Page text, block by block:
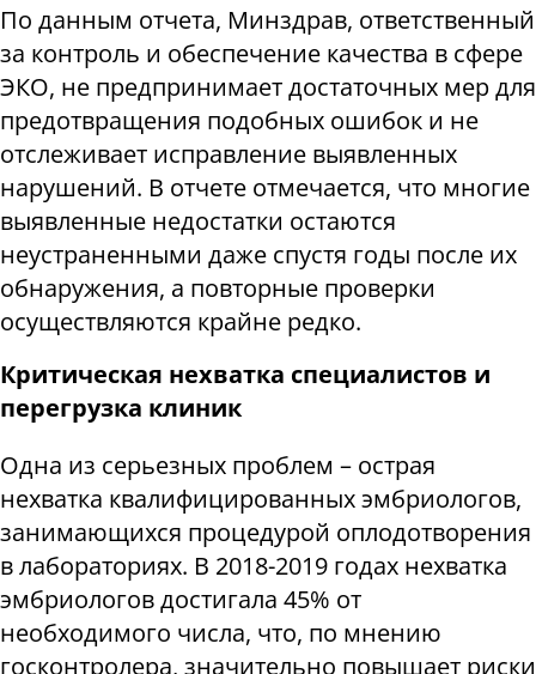
По данным отчета, Минздрав, ответственный
за контроль и обеспечение качества в сфере
ЭКО, не предпринимает достаточных мер для
предотвращения подобных ошибок и не
отслеживает исправление выявленных
нарушений. В отчете отмечается, что многие
выявленные недостатки остаются
неустраненными даже спустя годы после их
обнаружения, а повторные проверки
осуществляются крайне редко.
Критическая нехватка специалистов и
перегрузка клиник
Одна из серьезных проблем – острая
нехватка квалифицированных эмбриологов,
занимающихся процедурой оплодотворения
в лабораториях. В 2018-2019 годах нехватка
эмбриологов достигала 45% от
необходимого числа, что, по мнению
госконтролера, значительно повышает риски